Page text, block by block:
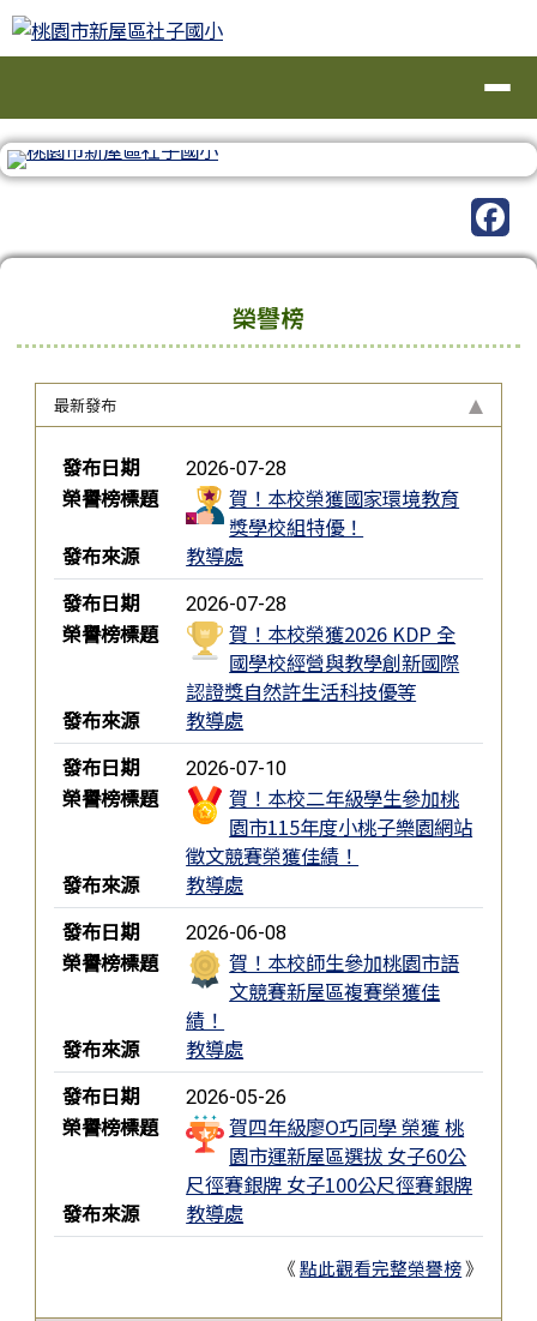
跳至主內容區
桃園市新屋區社子國小
榮譽榜
最新發布
榮譽榜列表
發布日期 2026-07-28
榮譽榜標題
賀！本校榮獲國家環境教育
獎學校組特優！
發布來源
教導處
發布日期
2026-07-28
榮譽榜標題
賀！本校榮獲2026 KDP 全
國學校經營與教學創新國際
認證獎自然許生活科技優等
發布來源
教導處
發布日期
2026-07-10
榮譽榜標題
賀！本校二年級學生參加桃
園市115年度小桃子樂園網站
徵文競賽榮獲佳績！
發布來源
教導處
發布日期
2026-06-08
榮譽榜標題
賀！本校師生參加桃園市語
文競賽新屋區複賽榮獲佳
績！
發布來源
教導處
發布日期
2026-05-26
榮譽榜標題
賀四年級廖O巧同學 榮獲 桃
園市運新屋區選拔 女子60公
尺徑賽銀牌 女子100公尺徑賽銀牌
發布來源
教導處
《點此觀看完整榮譽榜》
頁尾區域